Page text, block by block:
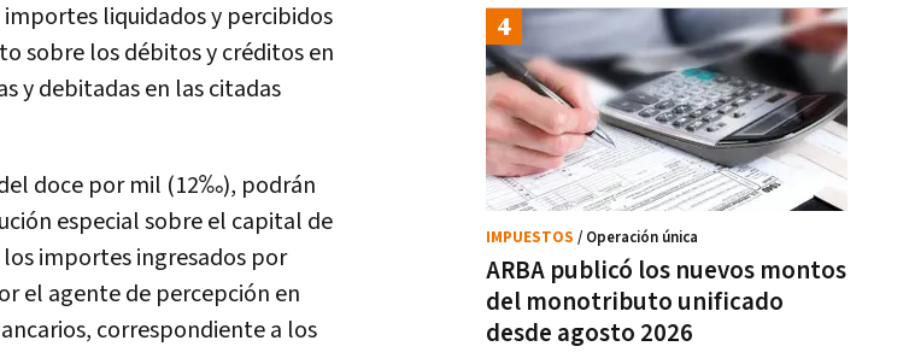
liquidados y percibidos
sobre los débitos y créditos en
y debitadas en las citadas
doce por mil (12‰), podrán
especial sobre el capital de
importes ingresados por
el agente de percepción en
correspondiente a los
ARBA publicó los nuevos montos
del monotributo unificado
desde agosto 2026
IMPUESTOS / Operación única